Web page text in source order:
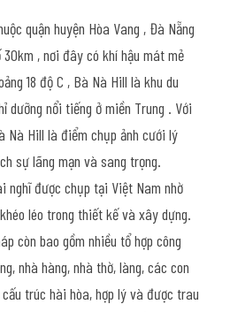
quận huyện Hòa Vang , Đà Nẵng
, nơi đây có khí hậu mát mẻ
18 độ C , Bà Nà Hill là khu du
dưỡng nổi tiếng ở miền Trung . Với
Nà Hill là điểm chụp ảnh cưới lý
sự lãng mạn và sang trọng.
nghĩ được chụp tại Việt Nam nhờ
léo trong thiết kế và xây dựng.
còn bao gồm nhiều tổ hợp công
nhà hàng, nhà thờ, làng, các con
trúc hài hòa, hợp lý và được trau